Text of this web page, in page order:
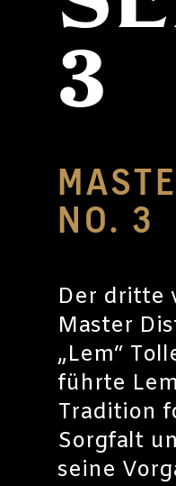
3
NO. 3
Der dritte
Master
„Lem“
führte
Tradition
Sorgfalt
seine